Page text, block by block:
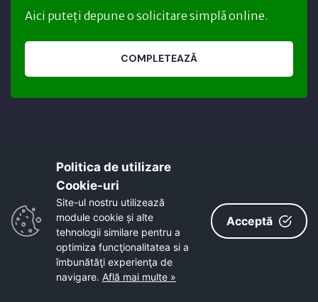
Aici puteți depune o solicitare simplă online.
COMPLETEAZĂ
Acest site este cofinanțat din Fondul Social
European, prin Programul Operațional Capacitate
Administrativă 2014-2020.
Politica de utilizare
Cookie-uri‎
Site-ul nostru utilizează
module cookie și alte
tehnologii similare pentru a
optimiza funcţionalitatea si a
îmbunătăţi experienţa de
navigare. Află mai multe »
Acceptă